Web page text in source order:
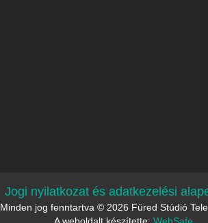
Jogi nyilatkozat és adatkezelési
Minden jog fenntartva © 2026 Füred Stúdió